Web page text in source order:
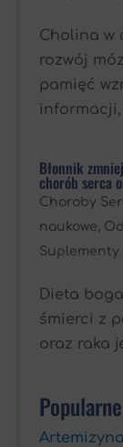
Cholina w
rozwój
pamięć
Błonnik
chorób serca
Choroby
naukowe,
Suplementy
Dieta
śmierci z
oraz raka
Popularne